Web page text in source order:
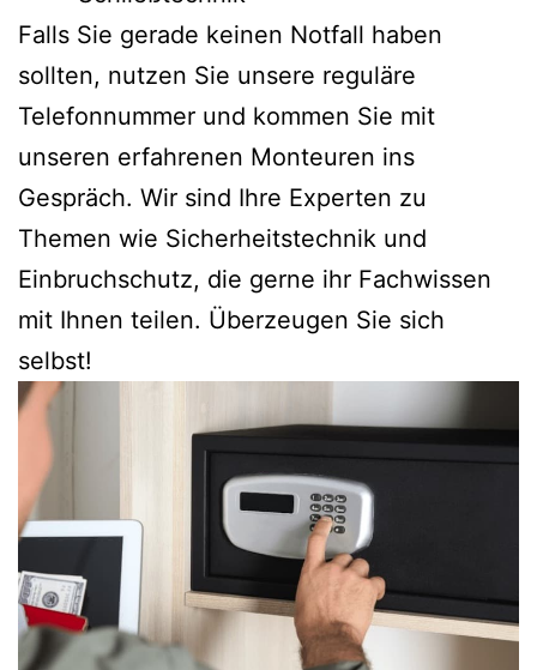
Falls Sie gerade keinen Notfall haben
sollten, nutzen Sie unsere reguläre
Telefonnummer und kommen Sie mit
unseren erfahrenen Monteuren ins
Gespräch. Wir sind Ihre Experten zu
Themen wie Sicherheitstechnik und
Einbruchschutz, die gerne ihr Fachwissen
mit Ihnen teilen. Überzeugen Sie sich
selbst!